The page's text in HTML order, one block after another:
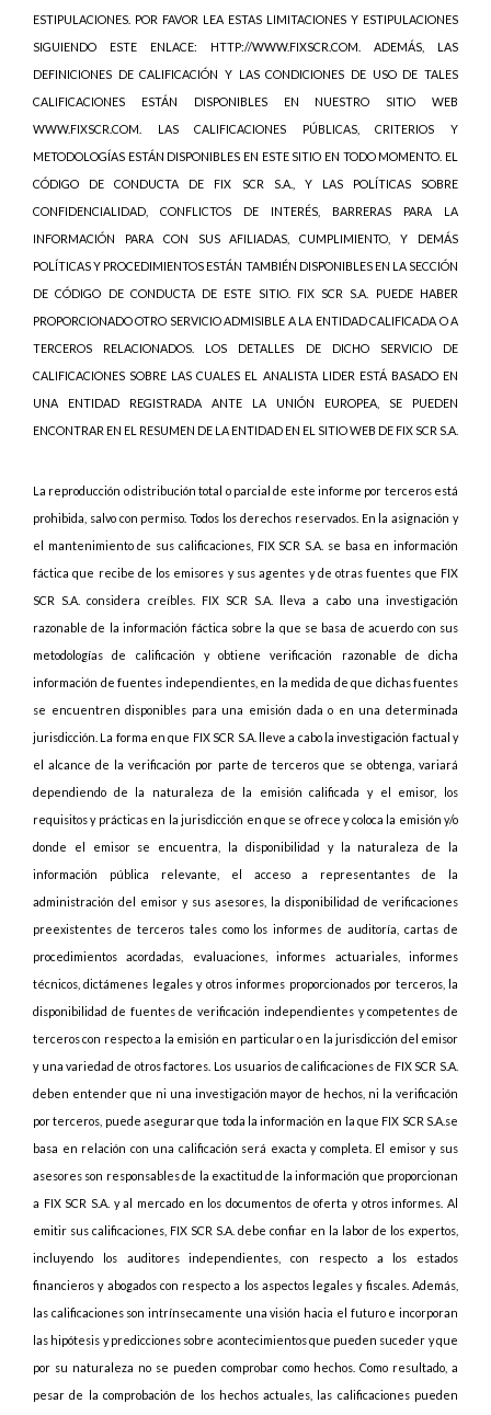
ESTIPULACIONES. POR FAVOR LEA ESTAS LIMITACIONES Y ESTIPULACIONES
SIGUIENDO ESTE ENLACE: HTTP://WWW.FIXSCR.COM. ADEMÁS, LAS
DEFINICIONES DE CALIFICACIÓN Y LAS CONDICIONES DE USO DE TALES
CALIFICACIONES ESTÁN DISPONIBLES EN NUESTRO SITIO WEB
WWW.FIXSCR.COM. LAS CALIFICACIONES PÚBLICAS, CRITERIOS Y
METODOLOGÍAS ESTÁN DISPONIBLES EN ESTE SITIO EN TODO MOMENTO. EL
CÓDIGO DE CONDUCTA DE FIX SCR S.A., Y LAS POLÍTICAS SOBRE
CONFIDENCIALIDAD, CONFLICTOS DE INTERÉS, BARRERAS PARA LA
INFORMACIÓN PARA CON SUS AFILIADAS, CUMPLIMIENTO, Y DEMÁS
POLÍTICAS Y PROCEDIMIENTOS ESTÁN TAMBIÉN DISPONIBLES EN LA SECCIÓN
DE CÓDIGO DE CONDUCTA DE ESTE SITIO. FIX SCR S.A. PUEDE HABER
PROPORCIONADO OTRO SERVICIO ADMISIBLE A LA ENTIDAD CALIFICADA O A
TERCEROS RELACIONADOS. LOS DETALLES DE DICHO SERVICIO DE
CALIFICACIONES SOBRE LAS CUALES EL ANALISTA LIDER ESTÁ BASADO EN
UNA ENTIDAD REGISTRADA ANTE LA UNIÓN EUROPEA, SE PUEDEN
ENCONTRAR EN EL RESUMEN DE LA ENTIDAD EN EL SITIO WEB DE FIX SCR S.A.
La reproducción o distribución total o parcial de este informe por terceros está
prohibida, salvo con permiso. Todos los derechos reservados. En la asignación y
el mantenimiento de sus calificaciones, FIX SCR S.A. se basa en información
fáctica que recibe de los emisores y sus agentes y de otras fuentes que FIX
SCR S.A. considera creíbles. FIX SCR S.A. lleva a cabo una investigación
razonable de la información fáctica sobre la que se basa de acuerdo con sus
metodologías de calificación y obtiene verificación razonable de dicha
información de fuentes independientes, en la medida de que dichas fuentes
se encuentren disponibles para una emisión dada o en una determinada
jurisdicción. La forma en que FIX SCR S.A. lleve a cabo la investigación factual y
el alcance de la verificación por parte de terceros que se obtenga, variará
dependiendo de la naturaleza de la emisión calificada y el emisor, los
requisitos y prácticas en la jurisdicción en que se ofrece y coloca la emisión y/o
donde el emisor se encuentra, la disponibilidad y la naturaleza de la
información pública relevante, el acceso a representantes de la
administración del emisor y sus asesores, la disponibilidad de verificaciones
preexistentes de terceros tales como los informes de auditoría, cartas de
procedimientos acordadas, evaluaciones, informes actuariales, informes
técnicos, dictámenes legales y otros informes proporcionados por terceros, la
disponibilidad de fuentes de verificación independientes y competentes de
terceros con respecto a la emisión en particular o en la jurisdicción del emisor
y una variedad de otros factores. Los usuarios de calificaciones de FIX SCR S.A.
deben entender que ni una investigación mayor de hechos, ni la verificación
por terceros, puede asegurar que toda la información en la que FIX SCR S.A.se
basa en relación con una calificación será exacta y completa. El emisor y sus
asesores son responsables de la exactitud de la información que proporcionan
a FIX SCR S.A. y al mercado en los documentos de oferta y otros informes. Al
emitir sus calificaciones, FIX SCR S.A. debe confiar en la labor de los expertos,
incluyendo los auditores independientes, con respecto a los estados
financieros y abogados con respecto a los aspectos legales y fiscales. Además,
las calificaciones son intrínsecamente una visión hacia el futuro e incorporan
las hipótesis y predicciones sobre acontecimientos que pueden suceder y que
por su naturaleza no se pueden comprobar como hechos. Como resultado, a
pesar de la comprobación de los hechos actuales, las calificaciones pueden